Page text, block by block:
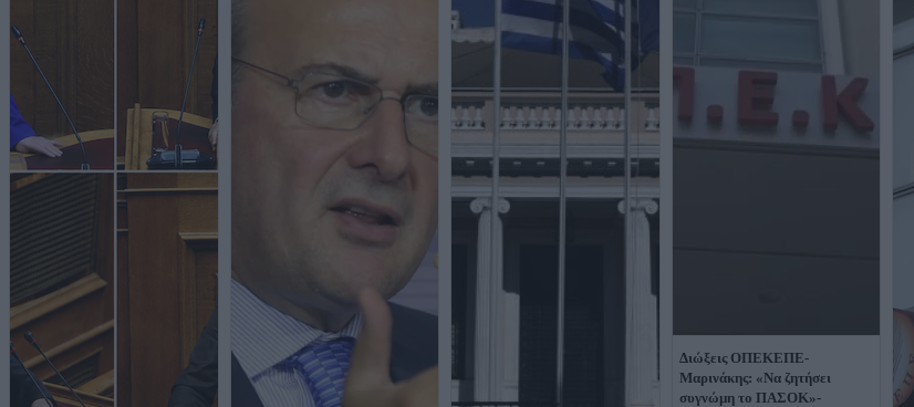
Διώξεις ΟΠΕΚΕΠΕ-
Μαρινάκης: «Να ζητήσει
συγνώμη το ΠΑΣΟΚ»-